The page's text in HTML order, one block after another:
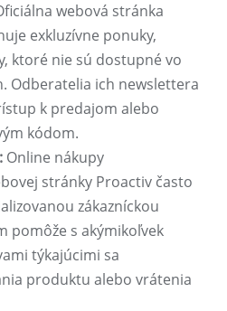
webová stránka
exkluzívne ponuky,
ktoré nie sú dostupné vo
Odberatelia ich newslettera
k predajom alebo
kódom.
Online nákupy
stránky Proactiv často
zákazníckou
pomôže s akýmikoľvek
týkajúcimi sa
produktu alebo vrátenia